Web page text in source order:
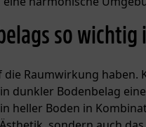
so wichtig
Raumwirkung haben.
dunkler Bodenbelag
heller Boden in